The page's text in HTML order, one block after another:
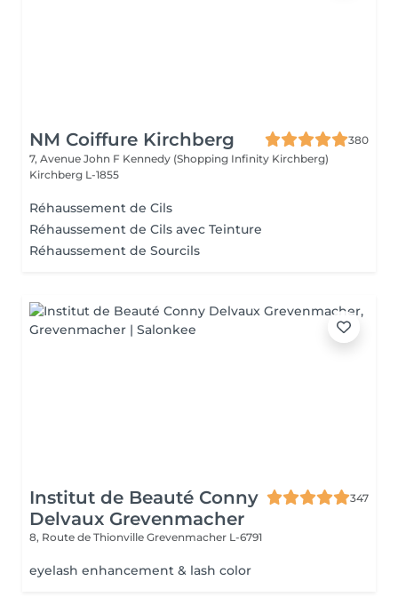
NM Coiffure Kirchberg
380
7, Avenue John F Kennedy (Shopping Infinity Kirchberg)
Kirchberg L-1855
Réhaussement de Cils
Réhaussement de Cils avec Teinture
Réhaussement de Sourcils
Institut de Beauté Conny
Delvaux Grevenmacher
347
8, Route de Thionville Grevenmacher L-6791
eyelash enhancement & lash color